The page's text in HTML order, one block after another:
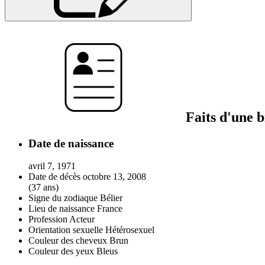
Faits d'une
Date de naissance
avril 7, 1971
Date de décès octobre 13, 2008
(37 ans)
Signe du zodiaque Bélier
Lieu de naissance France
ProfessionActeur
Orientation sexuelle Hétérosexuel
Couleur des cheveux Brun
Couleur des yeux Bleus